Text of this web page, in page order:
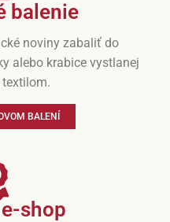
balenie
noviny zabaliť do
alebo krabice vystlanej
BALENÍ
shop